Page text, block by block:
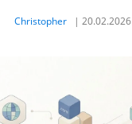
Christopher | 20.02.2026